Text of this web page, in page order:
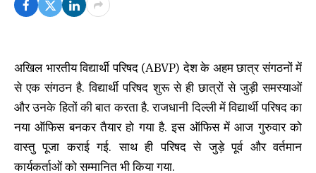
अखिल भारतीय विद्यार्थी परिषद (ABVP) देश के अहम छात्र संगठनों में
से एक संगठन है. विद्यार्थी परिषद शुरू से ही छात्रों से जुड़ी समस्याओं
और उनके हितों की बात करता है. राजधानी दिल्ली में विद्यार्थी परिषद का
नया ऑफिस बनकर तैयार हो गया है. इस ऑफिस में आज गुरुवार को
वास्तु पूजा कराई गई. साथ ही परिषद से जुड़े पूर्व और वर्तमान
कार्यकर्ताओं को सम्मानित भी किया गया.